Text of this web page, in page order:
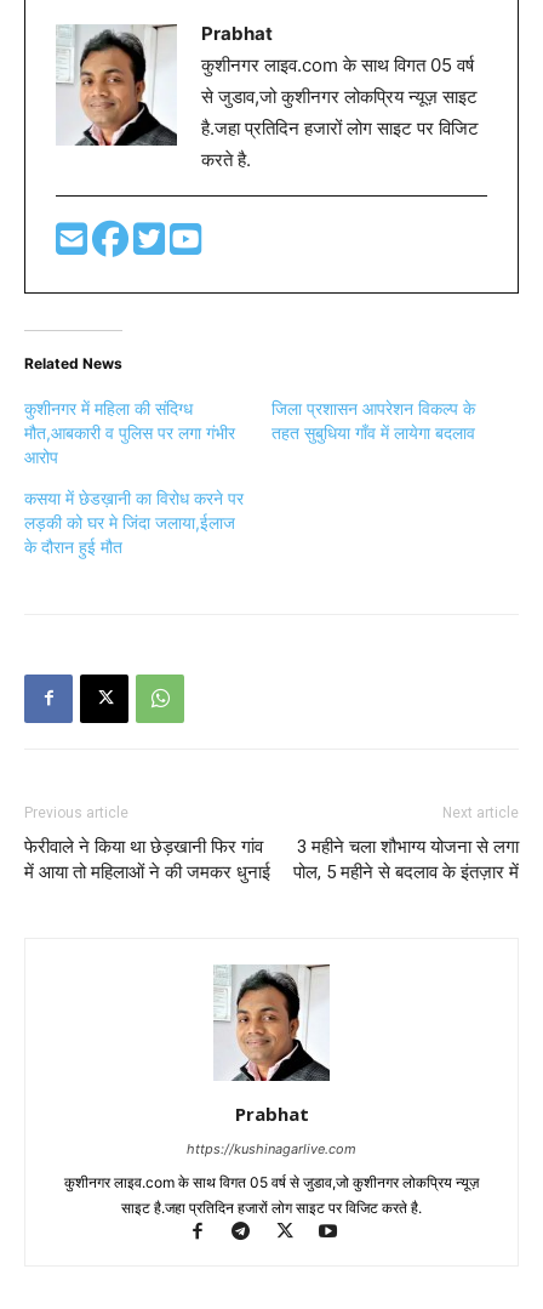
Prabhat
कुशीनगर लाइव.com के साथ विगत 05 वर्ष
से जुडाव,जो कुशीनगर लोकप्रिय न्यूज़ साइट
है.जहा प्रतिदिन हजारों लोग साइट पर विजिट
करते है.
Related News
कुशीनगर में महिला की संदिग्ध
मौत,आबकारी व पुलिस पर लगा गंभीर
आरोप
जिला प्रशासन आपरेशन विकल्प के
तहत सुबुधिया गाँव में लायेगा बदलाव
कसया में छेडख़ानी का विरोध करने पर
लड़की को घर मे जिंदा जलाया,ईलाज
के दौरान हुई मौत
Previous article
फेरीवाले ने किया था छेड़खानी फिर गांव
में आया तो महिलाओं ने की जमकर धुनाई
Next article
3 महीने चला शौभाग्य योजना से लगा
पोल, 5 महीने से बदलाव के इंतज़ार में
Prabhat
https://kushinagarlive.com
कुशीनगर लाइव.com के साथ विगत 05 वर्ष से जुडाव,जो कुशीनगर लोकप्रिय न्यूज़
साइट है.जहा प्रतिदिन हजारों लोग साइट पर विजिट करते है.